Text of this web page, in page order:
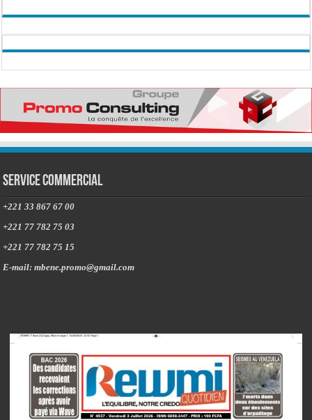
Service commercial
+221 33 867 67 00
+221 77 782 75 03
+221 77 782 75 15
E-mail: mbene.promo@gmail.com